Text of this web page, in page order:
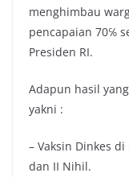
menghimbau
pencapaian 70℅
Presiden RI.
Adapun hasil
yakni :
– Vaksin Dinkes
dan II Nihil.